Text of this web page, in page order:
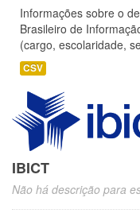
Informações sobre o
Brasileiro de
(cargo, escolaridade,
CSV
IBICT
Não há descrição para